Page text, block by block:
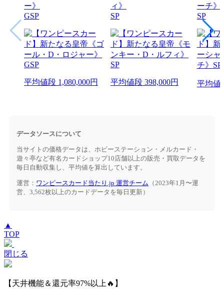
ー》
GSP
平均値段 1,080,000円
ィ》
SP
平均値段398,000円
ーチ》
SP
平均値
データソースについて
当サイトの価格データは、ホビーステーション・メルカード・
遊々亭など有名カードショップ10店舗以上の販売・買取データを
毎日自動収集し、平均値を算出しています。
運営： ワンピースカード当たり.jp 運営チーム （2023年1月〜運
営、3,562枚以上のカードデータを毎日更新）
▲
TOP
閉じる
【天井機能＆還元率97%以上🔥】